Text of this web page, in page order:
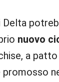
Delta
nuovo
a